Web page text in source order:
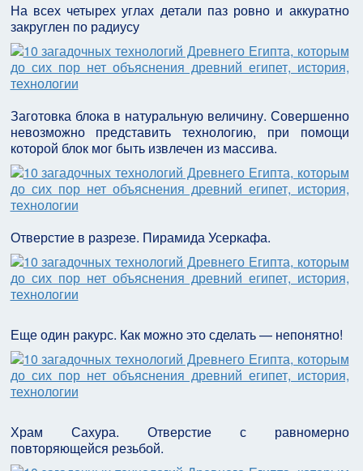
На всех четырех углах детали паз ровно и аккуратно
закруглен по радиусу
Заготовка блока в натуральную величину. Совершенно
невозможно представить технологию, при помощи
которой блок мог быть извлечен из массива.
Отверстие в разрезе. Пирамида Усеркафа.
Еще один ракурс. Как можно это сделать — непонятно!
Храм Сахура. Отверстие с равномерно
повторяющейся резьбой.